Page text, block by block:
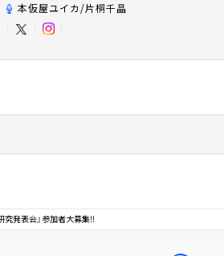
本仮屋ユイカ/片桐千晶
究発表会』参加者大募集‼